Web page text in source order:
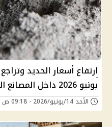
يونيو 2026 داخل المصانع المصرية رسميًا
الأحد 14/يونيو/2026 - 09:18 ص